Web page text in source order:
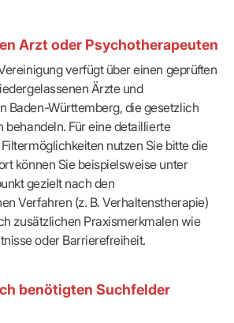
Arzt oder Psychotherapeuten
verfügt über einen geprüften
Ärzte und
Baden-Württemberg, die gesetzlich
Für eine detaillierte
nutzen Sie bitte die
können Sie beispielsweise unter
gezielt nach den
Verfahren (z. B. Verhaltenstherapie)
zusätzlichen Praxismerkmalen wie
oder Barrierefreiheit.
benötigten Suchfelder